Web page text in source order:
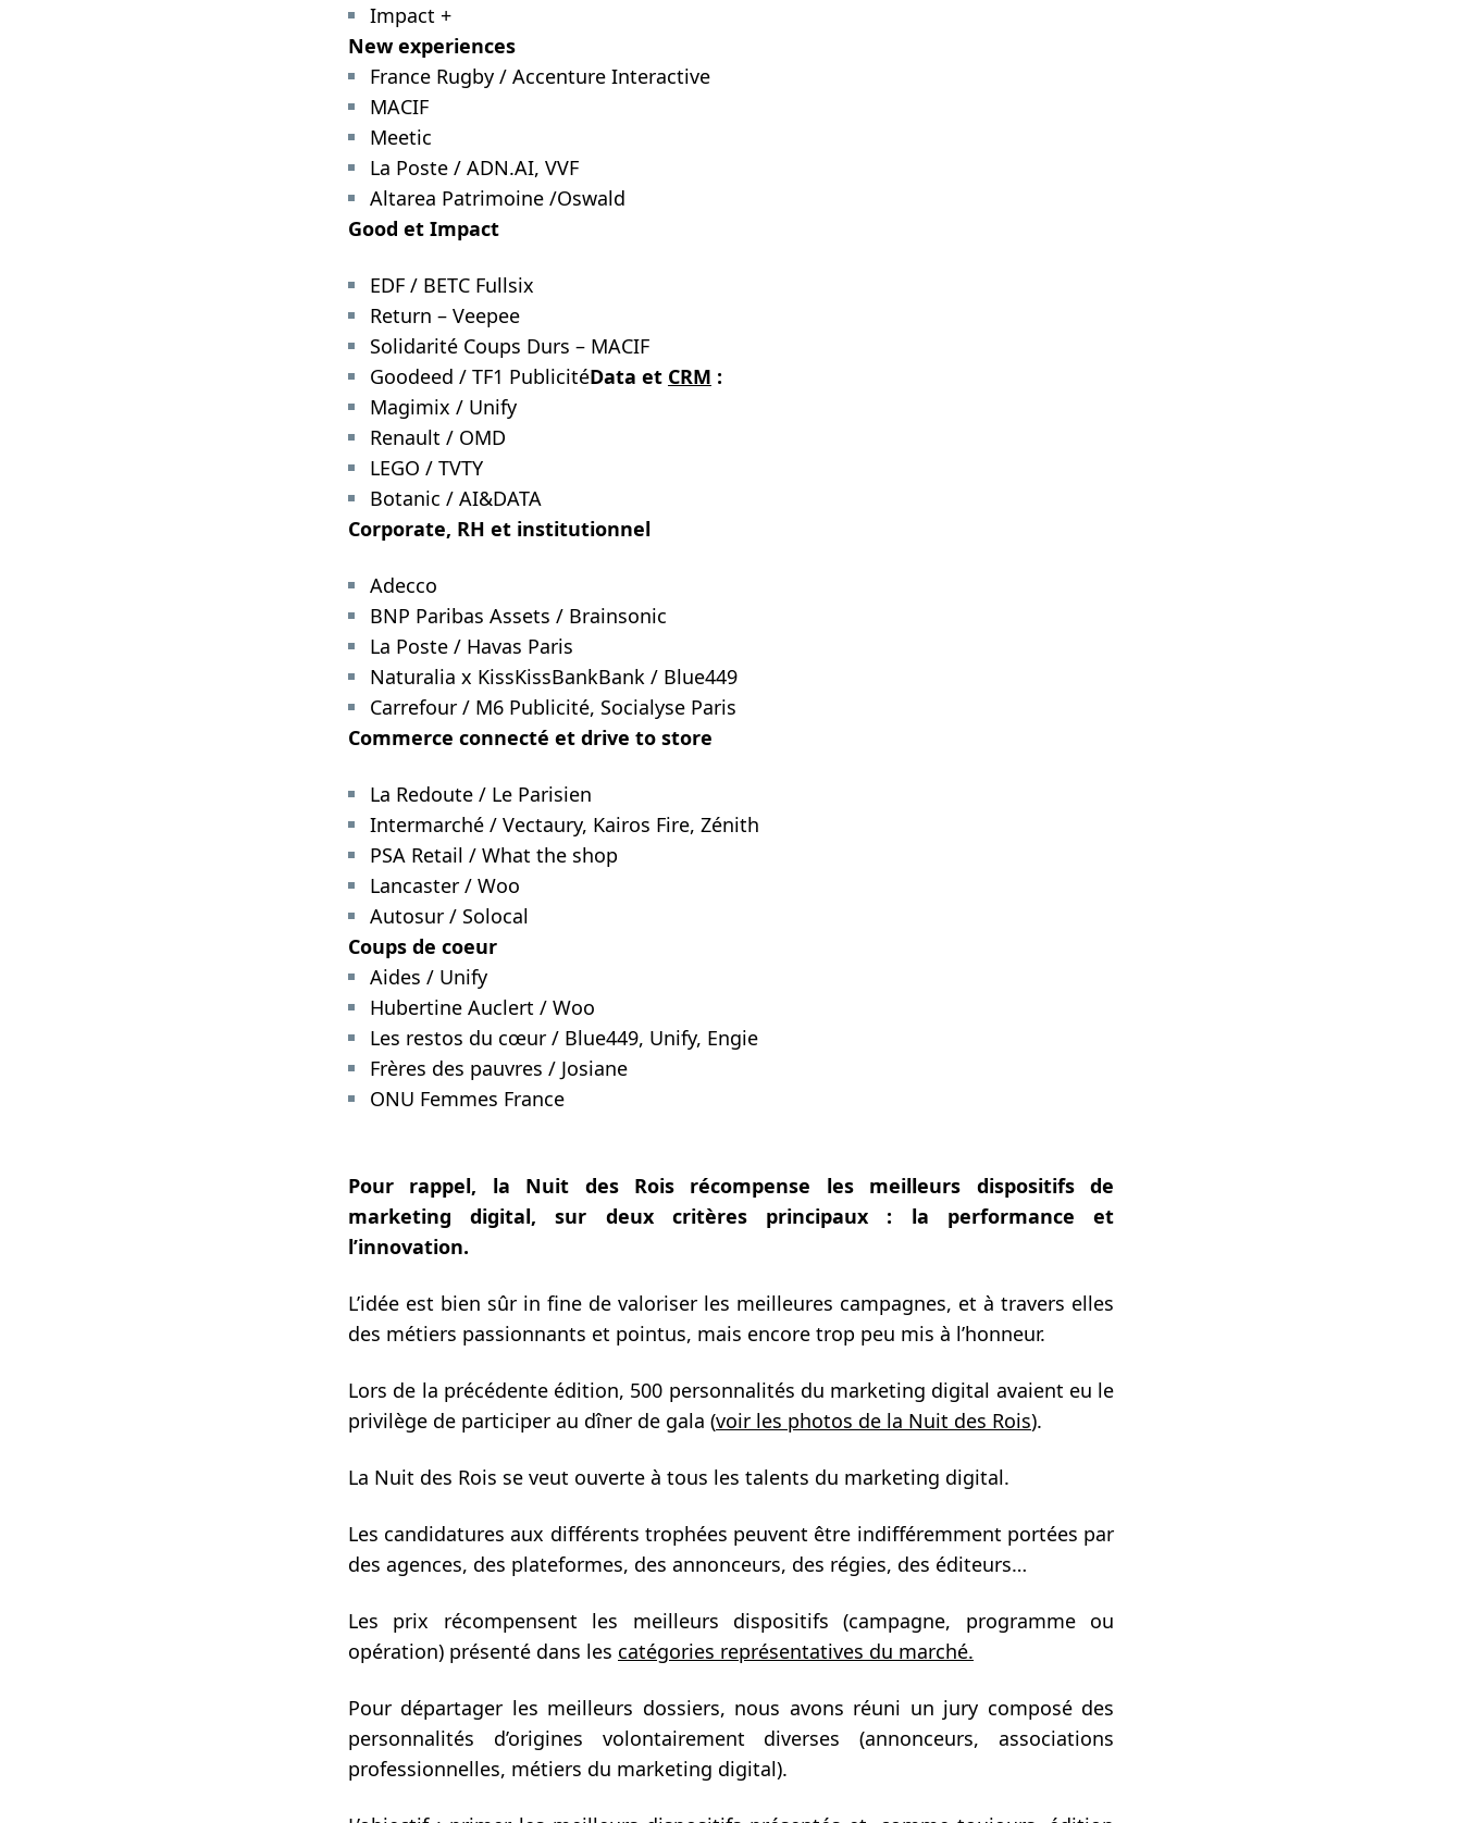
Impact +
New experiences
France Rugby / Accenture Interactive
MACIF
Meetic
La Poste / ADN.AI, VVF
Altarea Patrimoine /Oswald
Good et Impact
EDF / BETC Fullsix
Return – Veepee
Solidarité Coups Durs – MACIF
Goodeed / TF1 PublicitéData et CRM :
Magimix / Unify
Renault / OMD
LEGO / TVTY
Botanic / AI&DATA
Corporate, RH et institutionnel
Adecco
BNP Paribas Assets / Brainsonic
La Poste / Havas Paris
Naturalia x KissKissBankBank / Blue449
Carrefour / M6 Publicité, Socialyse Paris
Commerce connecté et drive to store
La Redoute / Le Parisien
Intermarché / Vectaury, Kairos Fire, Zénith
PSA Retail / What the shop
Lancaster / Woo
Autosur / Solocal
Coups de coeur
Aides / Unify
Hubertine Auclert / Woo
Les restos du cœur / Blue449, Unify, Engie
Frères des pauvres / Josiane
ONU Femmes France
Pour rappel, la Nuit des Rois récompense les meilleurs dispositifs de
marketing digital, sur deux critères principaux : la performance et
l’innovation.
L’idée est bien sûr in fine de valoriser les meilleures campagnes, et à travers elles
des métiers passionnants et pointus, mais encore trop peu mis à l’honneur.
Lors de la précédente édition, 500 personnalités du marketing digital avaient eu le
privilège de participer au dîner de gala (voir les photos de la Nuit des Rois).
La Nuit des Rois se veut ouverte à tous les talents du marketing digital.
Les candidatures aux différents trophées peuvent être indifféremment portées par
des agences, des plateformes, des annonceurs, des régies, des éditeurs…
Les prix récompensent les meilleurs dispositifs (campagne, programme ou
opération) présenté dans les catégories représentatives du marché.
Pour départager les meilleurs dossiers, nous avons réuni un jury composé des
personnalités d’origines volontairement diverses (annonceurs, associations
professionnelles, métiers du marketing digital).